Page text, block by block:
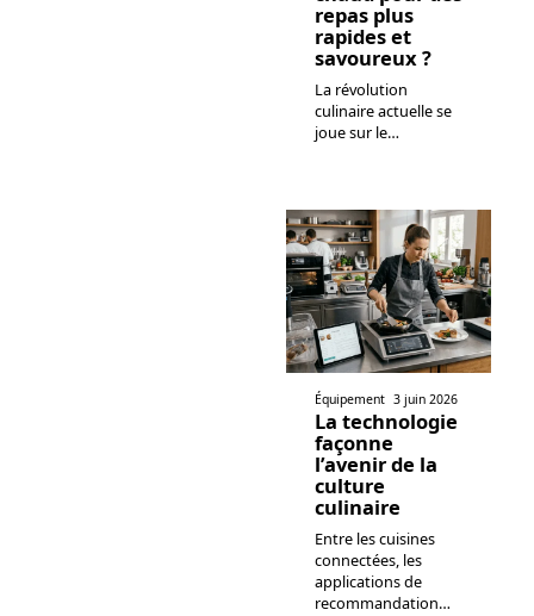
repas plus
rapides et
savoureux ?
La révolution
culinaire actuelle se
joue sur le…
Équipement 3 juin 2026
La technologie
façonne
l’avenir de la
culture
culinaire
Entre les cuisines
connectées, les
applications de
recommandation…